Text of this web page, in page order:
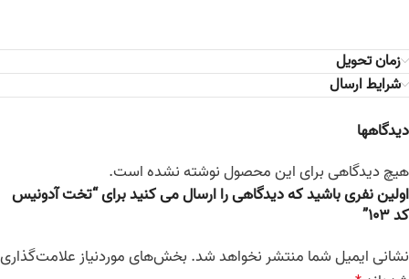
زمان تحویل
شرایط ارسال
دیدگاهها
هیچ دیدگاهی برای این محصول نوشته نشده است.
اولین نفری باشید که دیدگاهی را ارسال می کنید برای “تخت آدونیس
کد 103”
نشانی ایمیل شما منتشر نخواهد شد. بخش‌های موردنیاز علامت‌گذاری